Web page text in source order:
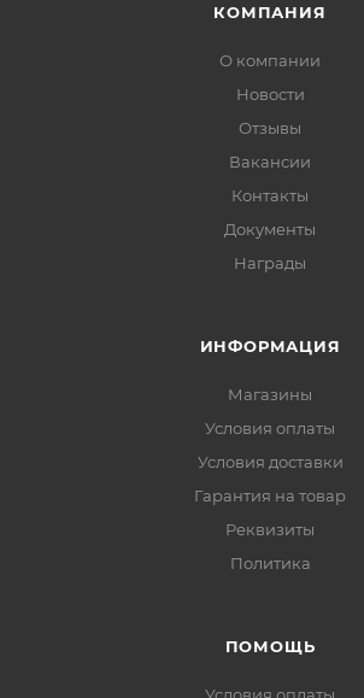
КОМПАНИЯ
О компании
Новости
Отзывы
Вакансии
Контакты
Документы
Награды
ИНФОРМАЦИЯ
Магазины
Условия оплаты
Условия доставки
Гарантия на товар
Реквизиты
Политика
ПОМОЩЬ